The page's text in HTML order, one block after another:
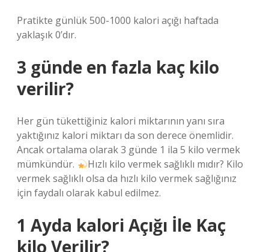
Pratikte günlük 500-1000 kalori açığı haftada
yaklaşık 0’dır.
3 günde en fazla kaç kilo
verilir?
Her gün tükettiğiniz kalori miktarının yanı sıra
yaktığınız kalori miktarı da son derece önemlidir.
Ancak ortalama olarak 3 günde 1 ila 5 kilo vermek
mümkündür.
Hızlı kilo vermek sağlıklı mıdır? Kilo
vermek sağlıklı olsa da hızlı kilo vermek sağlığınız
için faydalı olarak kabul edilmez.
1 Ayda kalori Açığı İle Kaç
kilo Verilir?